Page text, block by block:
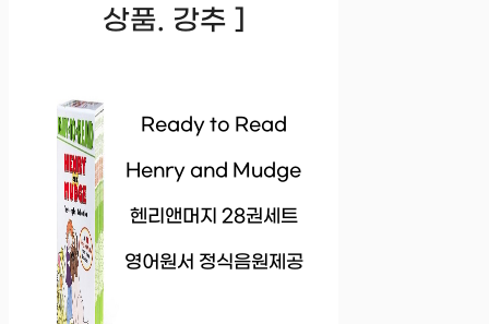
상품. 강추 ]
Ready to Read
Henry and Mudge
헨리앤머지 28권세트
영어원서 정식음원제공